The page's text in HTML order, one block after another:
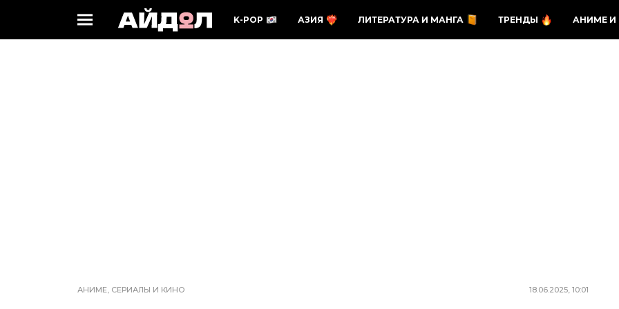
K-POP АЗИЯ ЛИТЕРАТУРА И МАНГА ТРЕНДЫ АНИМЕ И
АНИМЕ, СЕРИАЛЫ И КИНО 18.06.2025, 10:01